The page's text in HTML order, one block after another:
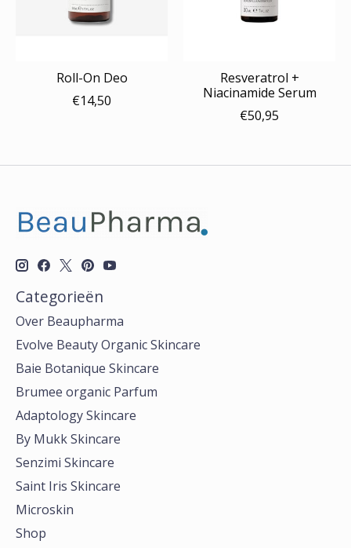
Roll-On Deo
€14,50
Resveratrol +
Niacinamide Serum
€50,95
Categorieën
Over Beaupharma
Evolve Beauty Organic Skincare
Baie Botanique Skincare
Brumee organic Parfum
Adaptology Skincare
By Mukk Skincare
Senzimi Skincare
Saint Iris Skincare
Microskin
Shop